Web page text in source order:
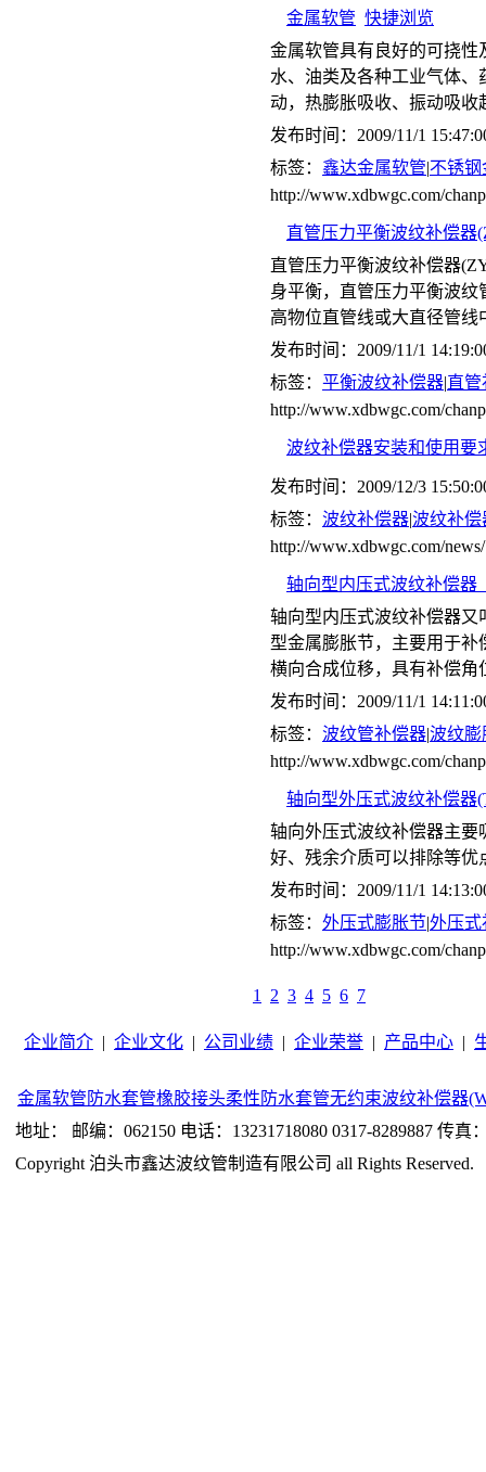
金属软管 快捷浏览
金属软管具有良好的可挠
水、油类及各种工业气体
动，热膨胀吸收、振动吸收
发布时间：2009/11/1
标签： 鑫达金属软管|不锈
http://www.xdbwgc.com/
直管压力平衡波纹补偿器
直管压力平衡波纹补偿器
身平衡，直管压力平衡波
高物位直管线或大直径管线
发布时间：2009/11/1
标签： 平衡波纹补偿器|直管
http://www.xdbwgc.com/
波纹补偿器安装和使用要
发布时间：2009/12/3
标签： 波纹补偿器|波纹补偿
http://www.xdbwgc.com/
轴向型内压式波纹补偿器
轴向型内压式波纹补偿器
型金属膨胀节，主要用于
横向合成位移，具有补偿
发布时间：2009/11/1
标签： 波纹管补偿器|波纹膨
http://www.xdbwgc.com/
轴向型外压式波纹补偿器
轴向外压式波纹补偿器主
好、残余介质可以排除等优
发布时间：2009/11/1
标签： 外压式膨胀节|外压式
http://www.xdbwgc.com/
1 2 3 4 5 6 7
企业简介 | 企业文化 | 公司业绩 | 企业荣誉 | 产品中心 |
金属软管 防水套管橡胶接头柔性防水套管无约束波纹补偿器
地址： 邮编：062150 电话：13231718080 0317-8289887 传真
Copyright 泊头市鑫达波纹管制造有限公司 all Rights Reserved.